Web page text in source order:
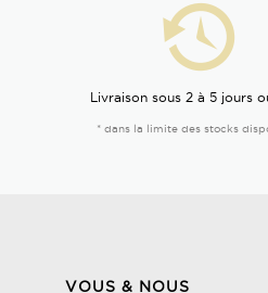
Livraison sous 2 à 5 jours
* dans la limite des stocks
VOUS & NOUS